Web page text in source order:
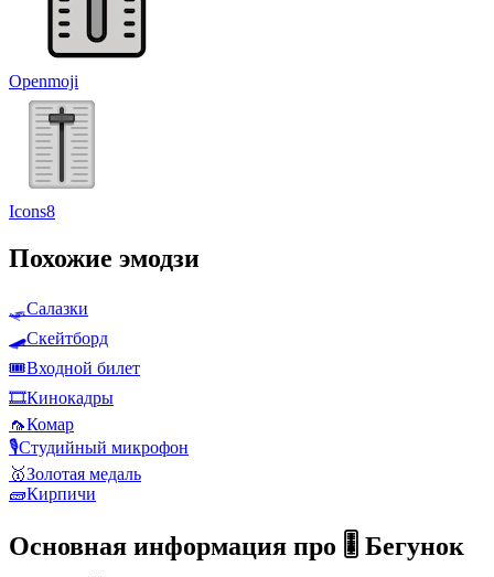
Openmoji
Icons8
Похожие эмодзи
🛷Салазки
🛹Скейтборд
🎟️Входной билет
🎞️Кинокадры
🦟Комар
🎙️Студийный микрофон
🥇Золотая медаль
🧱Кирпичи
Основная информация про 🎚️ Бегунок